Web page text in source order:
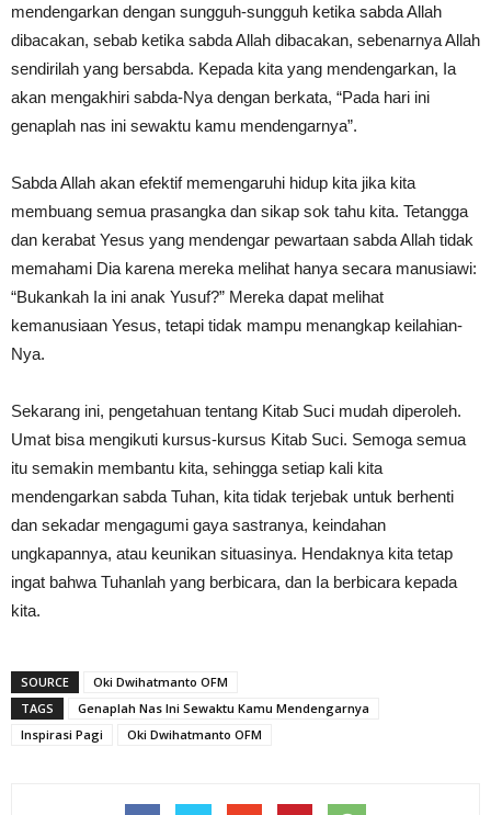
mendengarkan dengan sungguh-sungguh ketika sabda Allah
dibacakan, sebab ketika sabda Allah dibacakan, sebenarnya Allah
sendirilah yang bersabda. Kepada kita yang mendengarkan, Ia
akan mengakhiri sabda-Nya dengan berkata, “Pada hari ini
genaplah nas ini sewaktu kamu mendengarnya”.
Sabda Allah akan efektif memengaruhi hidup kita jika kita
membuang semua prasangka dan sikap sok tahu kita. Tetangga
dan kerabat Yesus yang mendengar pewartaan sabda Allah tidak
memahami Dia karena mereka melihat hanya secara manusiawi:
“Bukankah Ia ini anak Yusuf?” Mereka dapat melihat
kemanusiaan Yesus, tetapi tidak mampu menangkap keilahian-
Nya.
Sekarang ini, pengetahuan tentang Kitab Suci mudah diperoleh.
Umat bisa mengikuti kursus-kursus Kitab Suci. Semoga semua
itu semakin membantu kita, sehingga setiap kali kita
mendengarkan sabda Tuhan, kita tidak terjebak untuk berhenti
dan sekadar mengagumi gaya sastranya, keindahan
ungkapannya, atau keunikan situasinya. Hendaknya kita tetap
ingat bahwa Tuhanlah yang berbicara, dan Ia berbicara kepada
kita.
SOURCE
Oki Dwihatmanto OFM
TAGS
Genaplah Nas Ini Sewaktu Kamu Mendengarnya
Inspirasi Pagi
Oki Dwihatmanto OFM